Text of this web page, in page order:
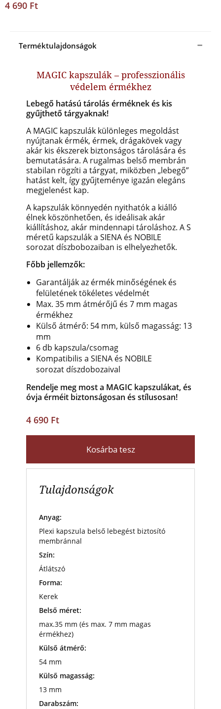
4 690 Ft
Terméktulajdonságok
MAGIC kapszulák – professzionális
védelem érmékhez
Lebegő hatású tárolás érméknek és kis
gyűjthető tárgyaknak!
A MAGIC kapszulák különleges megoldást
nyújtanak érmék, érmek, drágakövek vagy
akár kis ékszerek biztonságos tárolására és
bemutatására. A rugalmas belső membrán
stabilan rögzíti a tárgyat, miközben „lebegő”
hatást kelt, így gyűjteménye igazán elegáns
megjelenést kap.
A kapszulák könnyedén nyithatók a kiálló
élnek köszönhetően, és ideálisak akár
kiállításhoz, akár mindennapi tároláshoz. A S
méretű kapszulák a SIENA és NOBILE
sorozat díszbobozaiban is elhelyezhetők.
Főbb jellemzők:
Garantálják az érmék minőségének és
felületének tökéletes védelmét
Max. 35 mm átmérőjű és 7 mm magas
érmékhez
Külső átmérő: 54 mm, külső magasság: 13
mm
6 db kapszula/csomag
Kompatibilis a SIENA és NOBILE
sorozat díszdobozaival
Rendelje meg most a MAGIC kapszulákat, és
óvja érméit biztonságosan és stílusosan!
4 690 Ft
Kosárba tesz
Tulajdonságok
Anyag:
Plexi kapszula belső lebegést biztosító
membránnal
Szín:
Átlátszó
Forma:
Kerek
Belső méret:
max.35 mm (és max. 7 mm magas
érmékhez)
Külső átmérő:
54 mm
Külső magasság:
13 mm
Darabszám: